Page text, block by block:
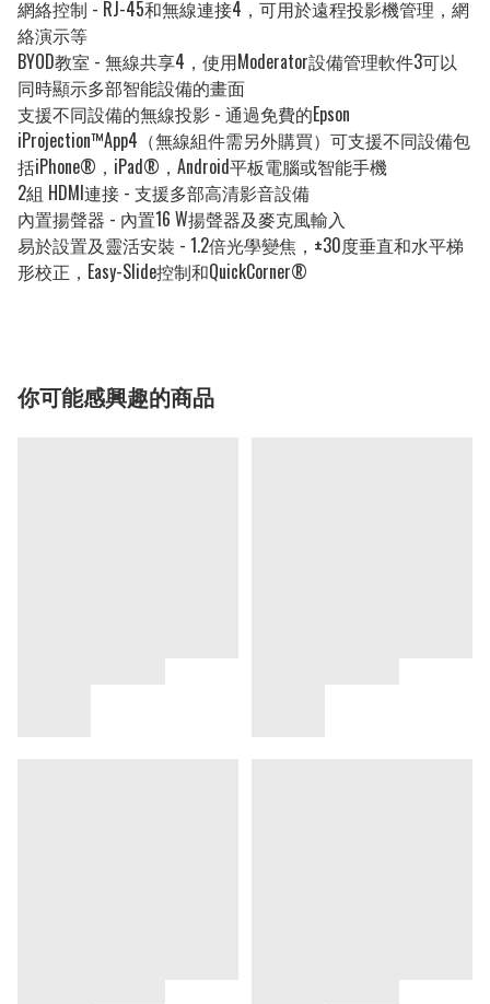
網絡控制 - RJ-45和無線連接4，可用於遠程投影機管理，網
絡演示等
BYOD教室 - 無線共享4，使用Moderator設備管理軟件3可以
同時顯示多部智能設備的畫面
支援不同設備的無線投影 - 通過免費的Epson
iProjection™App4（無線組件需另外購買）可支援不同設備包
括iPhone®，iPad®，Android平板電腦或智能手機
2組 HDMI連接 - 支援多部高清影音設備
內置揚聲器 - 內置16 W揚聲器及麥克風輸入
易於設置及靈活安裝 - 1.2倍光學變焦，±30度垂直和水平梯
形校正，Easy-Slide控制和QuickCorner®
你可能感興趣的商品